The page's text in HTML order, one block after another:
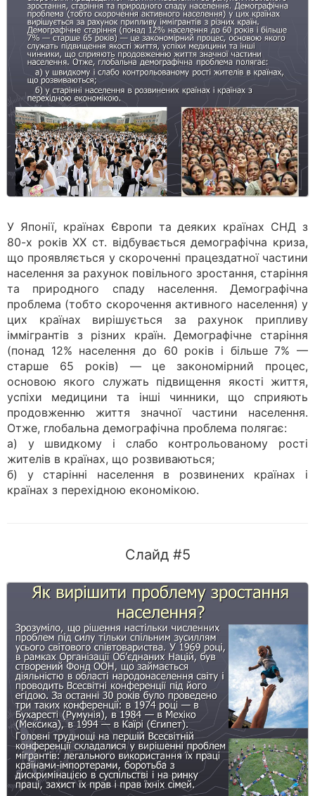
У Японії, країнах Європи та деяких країнах СНД з
80-х років ХХ ст. відбувається демографічна криза,
що проявляється у скороченні працездатної частини
населення за рахунок повільного зростання, старіння
та природного спаду населення. Демографічна
проблема (тобто скорочення активного населення) у
цих країнах вирішується за рахунок припливу
іммігрантів з різних країн. Демографічне старіння
(понад 12% населення до 60 років і більше 7% —
старше 65 років) — це закономірний процес,
основою якого служать підвищення якості життя,
успіхи медицини та інші чинники, що сприяють
продовженню життя значної частини населення.
Отже, глобальна демографічна проблема полягає:
а) у швидкому і слабо контрольованому рості
жителів в країнах, що розвиваються;
б) у старінні населення в розвинених країнах і
країнах з перехідною економікою.
Слайд #5